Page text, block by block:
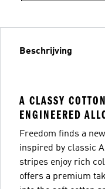
Beschrijving
A CLASSY
ENGINEERED
Freedom finds a
inspired by classic
stripes enjoy rich
offers a premium